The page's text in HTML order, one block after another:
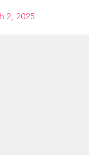
2, 2025